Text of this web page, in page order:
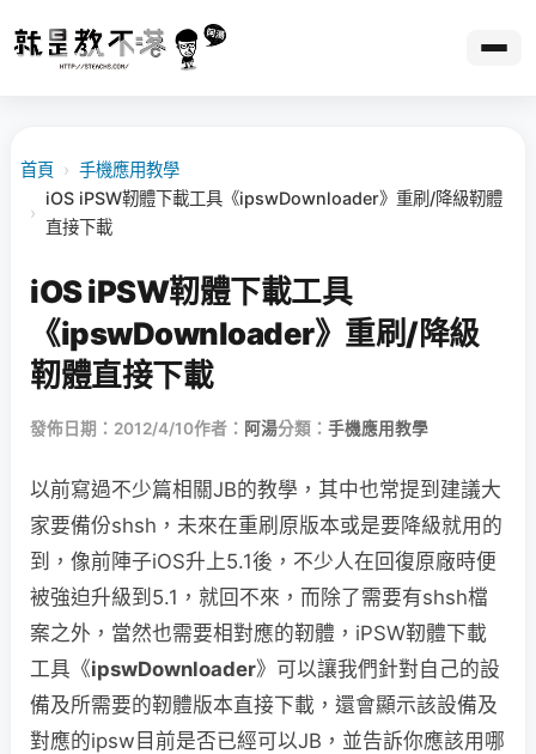
首頁 › 手機應用教學
›
iOS iPSW靭體下載工具《ipswDownloader》重刷/降級靭體
直接下載
iOS iPSW靭體下載工具
《ipswDownloader》重刷/降級
靭體直接下載
發佈日期：2012/4/10作者： 阿湯分類： 手機應用教學
以前寫過不少篇相關JB的教學，其中也常提到建議大
家要備份shsh，未來在重刷原版本或是要降級就用的
到，像前陣子iOS升上5.1後，不少人在回復原廠時便
被強迫升級到5.1，就回不來，而除了需要有shsh檔
案之外，當然也需要相對應的靭體，iPSW靭體下載
工具《ipswDownloader》可以讓我們針對自己的設
備及所需要的靭體版本直接下載，還會顯示該設備及
對應的ipsw目前是否已經可以JB，並告訴你應該用哪